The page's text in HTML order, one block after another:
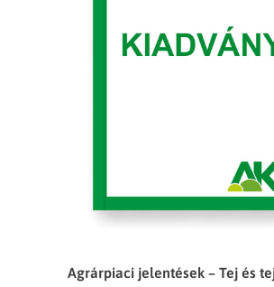
Agrárpiaci jelentések – Tej és